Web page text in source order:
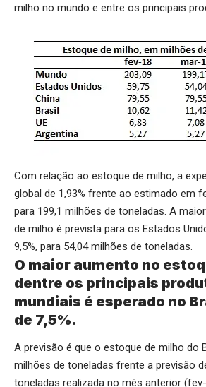
milho no mundo e entre os principais
Com relação ao estoque de milho, a
global de 1,93% frente ao estimado em
para 199,1 milhões de toneladas. A
de milho é prevista para os Estados
9,5%, para 54,04 milhões de toneladas.
O maior aumento no
dentre os principais
mundiais é esperado no
de 7,5%.
A previsão é que o estoque de milho do
milhões de toneladas frente a previsão
toneladas realizada no mês anterior